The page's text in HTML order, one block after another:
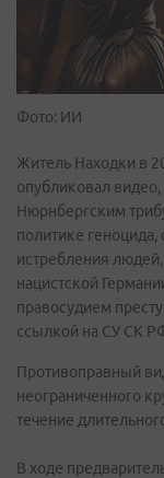
Фото: ИИ
Житель Находки в
опубликовал
Нюрнбергским
политике
истребления
нацистской
правосудием
ссылкой на СУ СК
Противоправный
неограниченного
течение
В ходе